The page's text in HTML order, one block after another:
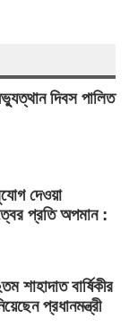
দিবস পালিত
দেওয়া
প্রতি অপমান :
শাহাদাত বার্ষিকীর
প্রধানমন্ত্রী